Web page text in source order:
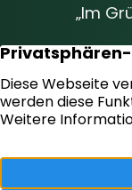
„Im
Vom
und